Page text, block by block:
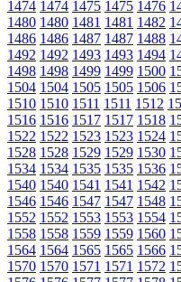
1474 1474 1475 1475 1476
1480 1480 1481 1481 1482
1486 1486 1487 1487 1488
1492 1492 1493 1493 1494
1498 1498 1499 1499 1500
1504 1504 1505 1505 1506
1510 1510 1511 1511 1512
1516 1516 1517 1517 1518
1522 1522 1523 1523 1524
1528 1528 1529 1529 1530
1534 1534 1535 1535 1536
1540 1540 1541 1541 1542
1546 1546 1547 1547 1548
1552 1552 1553 1553 1554
1558 1558 1559 1559 1560
1564 1564 1565 1565 1566
1570 1570 1571 1571 1572